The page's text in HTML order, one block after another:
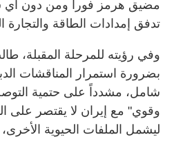
مضيق هرمز فوراً ومن دون
تدفق إمدادات الطاقة والتجارة
وفي رؤيته للمرحلة المقبلة،
بضرورة استمرار المناقشات
شامل، مشدداً على حتمية
وقوي" مع إيران لا يقتصر على
ليشمل الملفات الحيوية